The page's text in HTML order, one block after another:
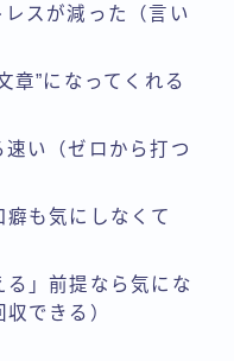
スが減った（言い
章”になってくれる
い（ゼロから打つ
も気にしなくて
る」前提なら気にな
できる）